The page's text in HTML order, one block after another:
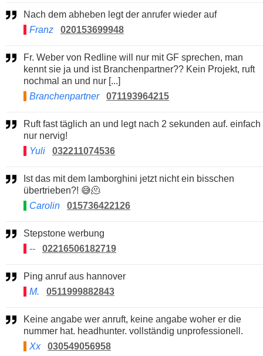
Nach dem abheben legt der anrufer wieder auf
Franz
020153699948
Fr. Weber von Redline will nur mit GF sprechen, man
kennt sie ja und ist Branchenpartner?? Kein Projekt, ruft
nochmal an und nur [...]
Branchenpartner
071193964215
Ruft fast täglich an und legt nach 2 sekunden auf. einfach
nur nervig!
Yuli
032211074536
übertrieben?! 😅🫠
Carolin
015736422126
Stepstone werbung
--
02216506182719
Ping anruf aus hannover
M.
0511999882843
Keine angabe wer anruft, keine angabe woher er die
nummer hat. headhunter. vollständig unprofessionell.
Xx
030549056958